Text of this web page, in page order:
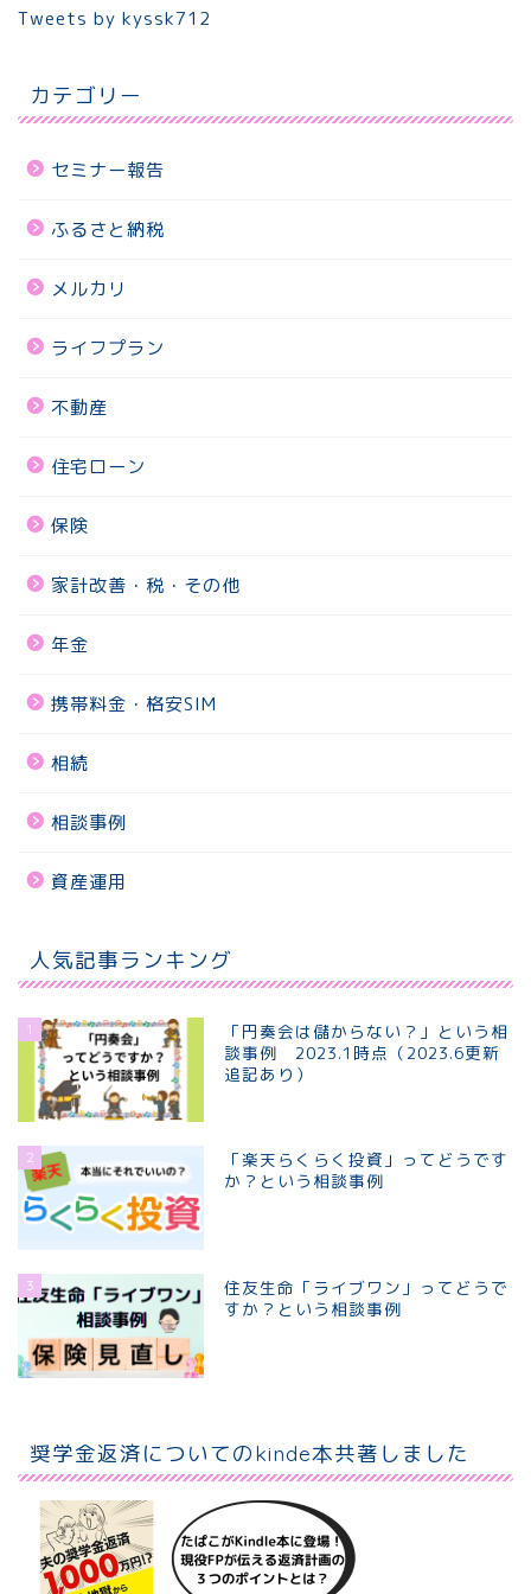
Tweets by kyssk712
カテゴリー
セミナー報告
ふるさと納税
メルカリ
ライフプラン
不動産
住宅ローン
保険
家計改善・税・その他
年金
携帯料金・格安SIM
相続
相談事例
資産運用
人気記事ランキング
1
「円奏会は儲からない？」という相
談事例 2023.1時点（2023.6更新
追記あり）
2
「楽天らくらく投資」ってどうです
か？という相談事例
3
住友生命「ライブワン」ってどうで
すか？という相談事例
奨学金返済についてのkinde本共著しました
お問い合わせ